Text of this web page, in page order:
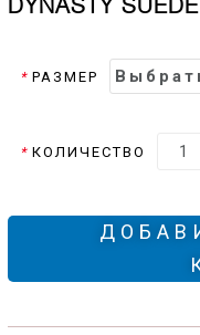
DYNASTY
* РАЗМЕР
* КОЛИЧЕСТВО